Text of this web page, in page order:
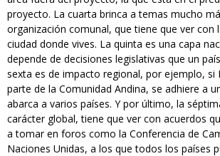
proyecto. La cuarta brinca a temas mucho
organización comunal, que tiene que ver con
ciudad donde vives. La quinta es una capa
depende de decisiones legislativas que un
sexta es de impacto regional, por ejemplo, si
parte de la Comunidad Andina, se adhiere a
abarca a varios países. Y por último, la
carácter global, tiene que ver con acuerdos
a tomar en foros como la Conferencia de
Naciones Unidas, a los que todos los países